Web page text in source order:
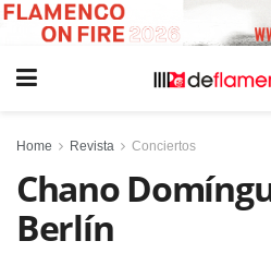
Home Revista Conciertos
Chano
Berlín